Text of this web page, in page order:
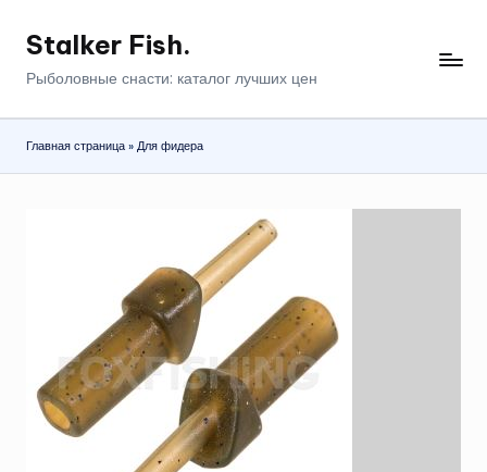
Перейти
Stalker Fish.
Рыболовные снасти: каталог лучших цен
Главная страница»Для фидера